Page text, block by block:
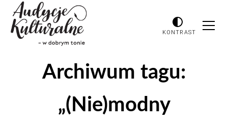
KONTRAST
Archiwum tagu:
„(Nie)modny